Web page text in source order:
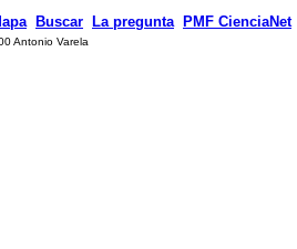
Buscar La pregunta PMF CienciaNet
Antonio Varela